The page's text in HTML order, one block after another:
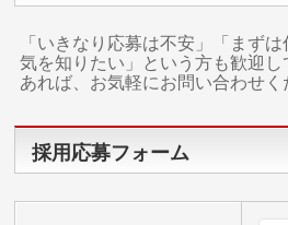
「いきなり応募は不安」「まず
気を知りたい」という方も歓迎
あれば、お気軽にお問い合わせく
採用応募フォーム